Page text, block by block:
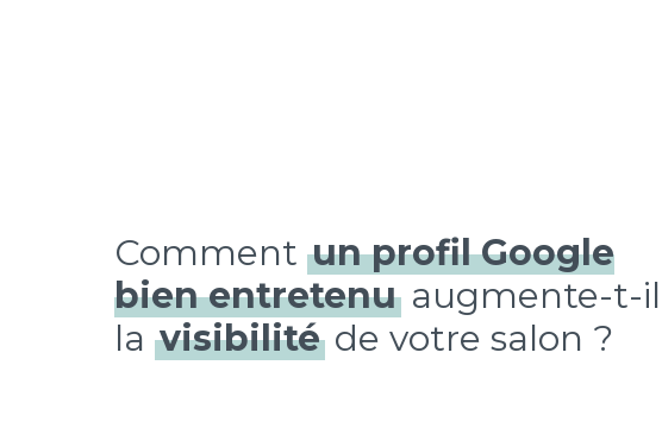
Comment un profil Google
bien entretenu augmente-t-il
la visibilité